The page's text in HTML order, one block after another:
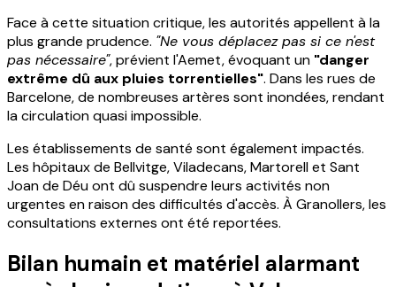
Face à cette situation critique, les autorités appellent à la
plus grande prudence. "Ne vous déplacez pas si ce n'est
pas nécessaire", prévient l'Aemet, évoquant un "danger
extrême dû aux pluies torrentielles". Dans les rues de
Barcelone, de nombreuses artères sont inondées, rendant
la circulation quasi impossible.
Les établissements de santé sont également impactés.
Les hôpitaux de Bellvitge, Viladecans, Martorell et Sant
Joan de Déu ont dû suspendre leurs activités non
urgentes en raison des difficultés d'accès. À Granollers, les
consultations externes ont été reportées.
Bilan humain et matériel alarmant